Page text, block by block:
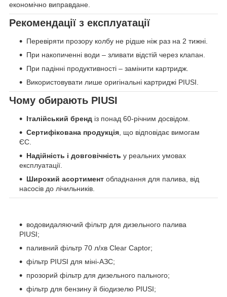
економічно виправдане.
Рекомендації з експлуатації
Перевіряти прозору колбу не рідше ніж раз на 2 тижні.
При накопиченні води – зливати відстій через клапан.
При падінні продуктивності – замінити картридж.
Використовувати лише оригінальні картриджі PIUSI.
Чому обирають PIUSI
Італійський бренд із понад 60-річним досвідом.
Сертифікована продукція , що відповідає вимогам
ЄС.
Надійність і довговічність у реальних умовах
експлуатації.
Широкий асортимент обладнання для палива, від
насосів до лічильників.
водовидаляючий фільтр для дизельного палива
PIUSI;
паливний фільтр 70 л/хв Clear Captor;
фільтр PIUSI для міні-АЗС;
прозорий фільтр для дизельного пального;
фільтр для бензину й біодизелю PIUSI;